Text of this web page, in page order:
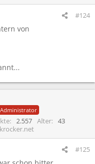
#124
von
Administrator
2.557 Alter
43
#125